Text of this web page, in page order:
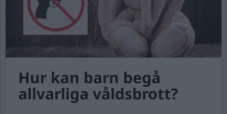
Hur kan barn begå
allvarliga våldsbrott?